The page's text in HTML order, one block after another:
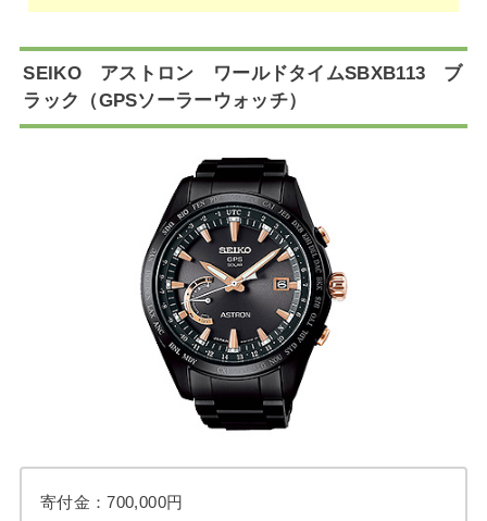
SEIKO アストロン ワールドタイムSBXB113 ブ
ラック（GPSソーラーウォッチ）
寄付金：700,000円